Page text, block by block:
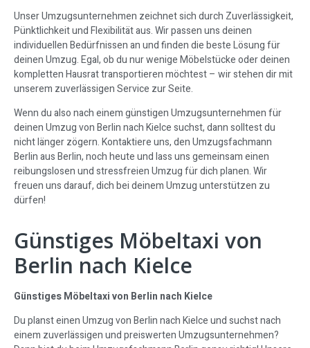
Unser Umzugsunternehmen zeichnet sich durch Zuverlässigkeit,
Pünktlichkeit und Flexibilität aus. Wir passen uns deinen
individuellen Bedürfnissen an und finden die beste Lösung für
deinen Umzug. Egal, ob du nur wenige Möbelstücke oder deinen
kompletten Hausrat transportieren möchtest – wir stehen dir mit
unserem zuverlässigen Service zur Seite.
Wenn du also nach einem günstigen Umzugsunternehmen für
deinen Umzug von Berlin nach Kielce suchst, dann solltest du
nicht länger zögern. Kontaktiere uns, den Umzugsfachmann
Berlin aus Berlin, noch heute und lass uns gemeinsam einen
reibungslosen und stressfreien Umzug für dich planen. Wir
freuen uns darauf, dich bei deinem Umzug unterstützen zu
dürfen!
Günstiges Möbeltaxi von
Berlin nach Kielce
Günstiges Möbeltaxi von Berlin nach Kielce
Du planst einen Umzug von Berlin nach Kielce und suchst nach
einem zuverlässigen und preiswerten Umzugsunternehmen?